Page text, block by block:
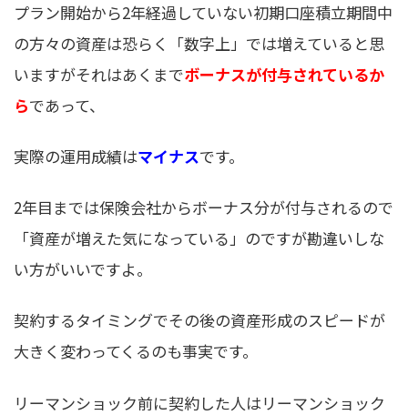
プラン開始から2年経過していない初期口座積立期間中
の方々の資産は恐らく「数字上」では増えていると思
いますがそれはあくまでボーナスが付与されているか
らであって、
実際の運用成績はマイナスです。
2年目までは保険会社からボーナス分が付与されるので
「資産が増えた気になっている」のですが勘違いしな
い方がいいですよ。
契約するタイミングでその後の資産形成のスピードが
大きく変わってくるのも事実です。
リーマンショック前に契約した人はリーマンショック